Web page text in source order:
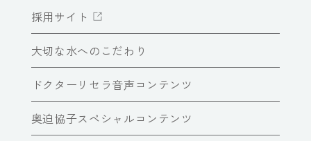
採用サイト
大切な水へのこだわり
ドクターリセラ音声コンテンツ
奥迫協子スペシャルコンテンツ